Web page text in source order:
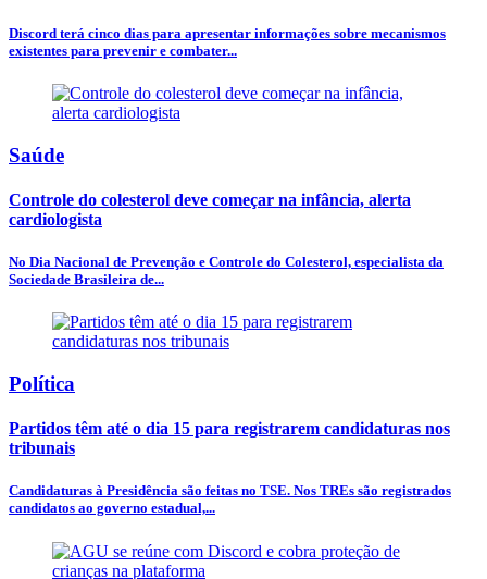
Discord terá cinco dias para apresentar informações sobre mecanismos
existentes para prevenir e combater...
Saúde
Controle do colesterol deve começar na infância, alerta
cardiologista
No Dia Nacional de Prevenção e Controle do Colesterol, especialista da
Sociedade Brasileira de...
Política
Partidos têm até o dia 15 para registrarem candidaturas nos
tribunais
Candidaturas à Presidência são feitas no TSE. Nos TREs são registrados
candidatos ao governo estadual,...